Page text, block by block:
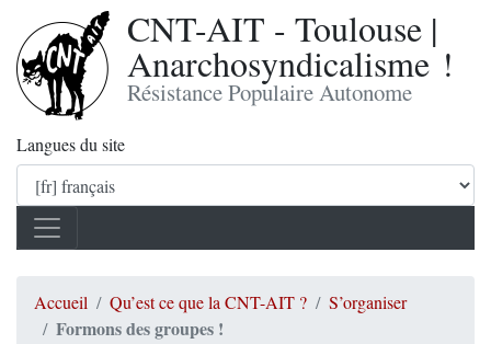
CNT-AIT - Toulouse |
Anarchosyndicalisme !
Résistance Populaire Autonome
Langues du site
Accueil Qu’est ce que la CNT-AIT ? S’organiser
Formons des groupes !